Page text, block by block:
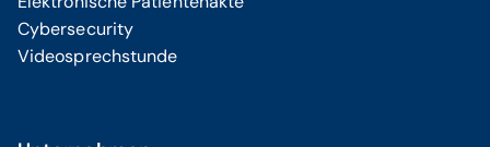
Cybersecurity
Videosprechstunde